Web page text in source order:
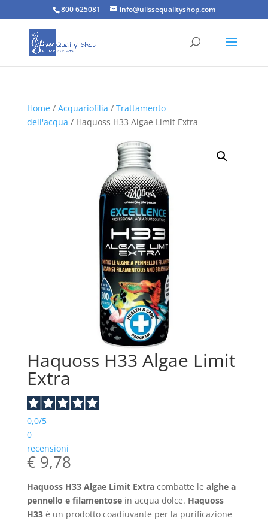
800 625081 info@ulissequalityshop.com
Home/ Acquariofilia / Trattamento
dell'acqua / Haquoss H33 Algae Limit Extra
Haquoss H33 Algae Limit
Extra
0,0/5
0
recensioni
€9,78
Haquoss H33 Algae Limit Extracombatte le alghe a
pennello e filamentosein acqua dolce. Haquoss
H33è un prodotto coadiuvante per la purificazione